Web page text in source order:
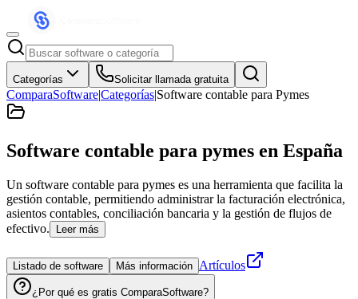
Categorías Solicitar llamada gratuita
ComparaSoftware|Categorías|Software contable para Pymes
Software contable para pymes en España
Un software contable para pymes es una herramienta que facilita la
gestión contable, permitiendo administrar la facturación electrónica,
asientos contables, conciliación bancaria y la gestión de flujos de
efectivo.
Leer más
Listado de software Más información Artículos
¿Por qué es gratis ComparaSoftware?